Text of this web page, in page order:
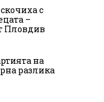
с
–
Пловдив
на
разлика